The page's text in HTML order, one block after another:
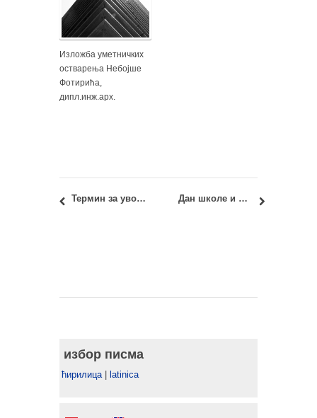
Изложба уметничких
остварења Небојше
Фотирића,
дипл.инж.арх.
Термин за уводно предавање за СП01 – Породично становање Дан школе и Слава Архитектонског факултета 2019.
избор писма
ћирилица latinica